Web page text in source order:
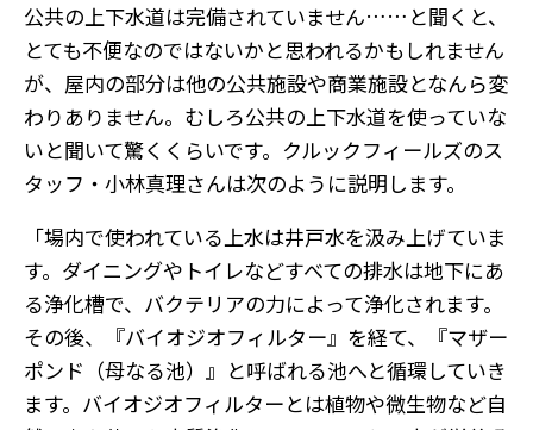
公共の上下水道は完備されていません……と聞くと、
とても不便なのではないかと思われるかもしれません
が、屋内の部分は他の公共施設や商業施設となんら変
わりありません。むしろ公共の上下水道を使っていな
いと聞いて驚くくらいです。クルックフィールズのス
タッフ・小林真理さんは次のように説明します。
「場内で使われている上水は井戸水を汲み上げていま
す。ダイニングやトイレなどすべての排水は地下にあ
る浄化槽で、バクテリアの力によって浄化されます。
その後、『バイオジオフィルター』を経て、『マザー
ポンド（母なる池）』と呼ばれる池へと循環していき
ます。バイオジオフィルターとは植物や微生物など自